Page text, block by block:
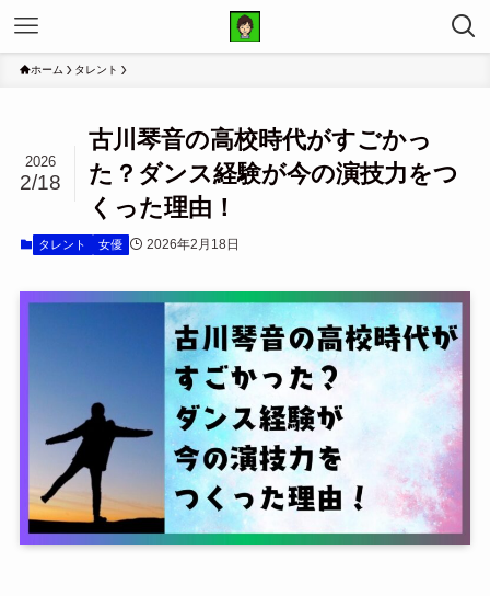
ホーム タレント
古川琴音の高校時代がすごかっ
た？ダンス経験が今の演技力をつ
くった理由！
2026
2/18
タレント 女優 2026年2月18日